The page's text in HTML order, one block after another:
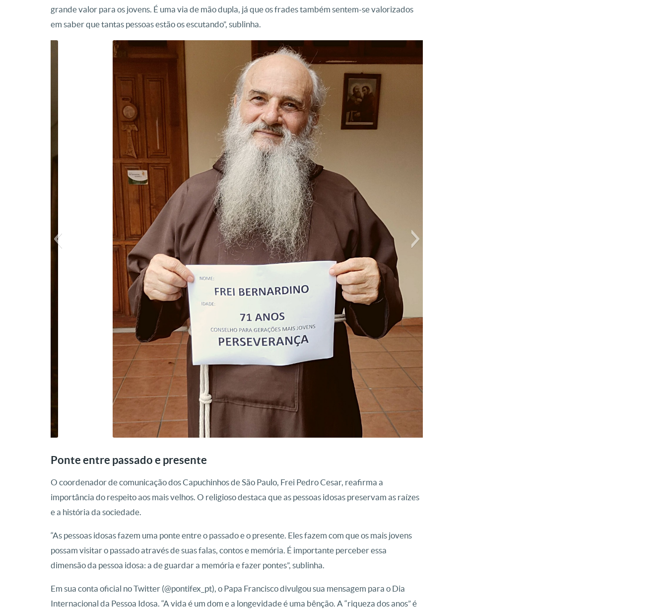
grande valor para os jovens. É uma via de mão dupla, já que os frades também sentem-se valorizados
em saber que tantas pessoas estão os escutando”, sublinha.
Ponte entre passado e presente
O coordenador de comunicação dos Capuchinhos de São Paulo, Frei Pedro Cesar, reafirma a
importância do respeito aos mais velhos. O religioso destaca que as pessoas idosas preservam as raízes
e a história da sociedade.
“As pessoas idosas fazem uma ponte entre o passado e o presente. Eles fazem com que os mais jovens
possam visitar o passado através de suas falas, contos e memória. É importante perceber essa
dimensão da pessoa idosa: a de guardar a memória e fazer pontes”, sublinha.
Em sua conta oficial no Twitter (@pontifex_pt), o Papa Francisco divulgou sua mensagem para o Dia
Internacional da Pessoa Idosa. “A vida é um dom e a longevidade é uma bênção. A “riqueza dos anos” é